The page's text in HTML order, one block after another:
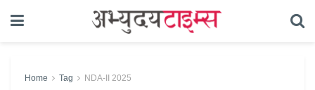
Home Tag NDA-II 2025